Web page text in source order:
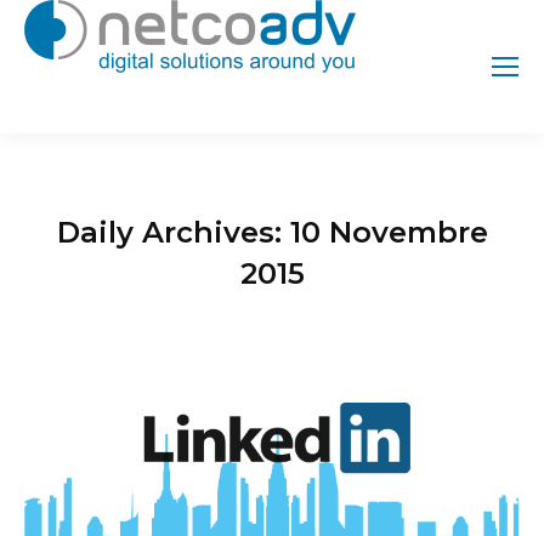
Daily Archives: 10 Novembre
2015